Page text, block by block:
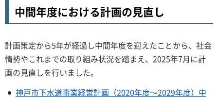
中間年度における計画の見直し
計画策定から5年が経過し中間年度を迎えたことから、社会
情勢やこれまでの取り組み状況を踏まえ、2025年7月に計
画の見直しを行いました。
神戸市下水道事業経営計画（2020年度～2029年度）中